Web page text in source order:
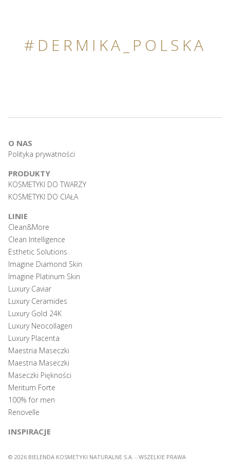
#DERMIKA_POLSKA
O NAS
Polityka prywatności
PRODUKTY
KOSMETYKI DO TWARZY
KOSMETYKI DO CIAŁA
LINIE
Clean&More
Clean Intelligence
Esthetic Solutions
Imagine Diamond Skin
Imagine Platinum Skin
Luxury Caviar
Luxury Ceramides
Luxury Gold 24K
Luxury Neocollagen
Luxury Placenta
Maestria Maseczki
Maestria Maseczki
Maseczki Piękności
Meritum Forte
100% for men
Renovelle
INSPIRACJE
© 2026 BIELENDA KOSMETYKI NATURALNE S.A. - WSZELKIE PRAWA